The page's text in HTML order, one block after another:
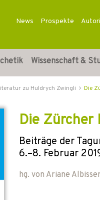
News Prospekte
Wissenschaft &
zu Huldrych Zwingli Die
Die Zürcher
Beiträge der
6.–8. Februar
hg. von Ariane